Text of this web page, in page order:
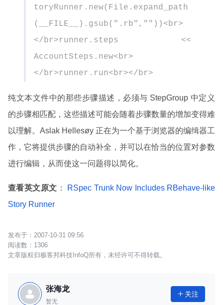
toryRunner.new(File.expand_path
(__FILE__).gsub(".rb",""))<br>
</br>runner.steps <<
AccountSteps.new<br>
</br>runner.run<br></br>
纯文本文件中的那些步骤描述，必须与 StepGroup 中定义
的步骤相匹配，这些描述可能会随着步骤数量的增加变得难
以理解。Aslak Hellesøy 正在为一个基于浏览器的编缉器工
作，它将提供步骤的自动补全，并可以在恰当的位置对参数
进行编辑，从而使这一问题得以简化。
查看英文原文 ：
RSpec Trunk Now Includes RBehave-like
Story Runner
2007-10-31 09:56
1306
文章版权归极客邦科技InfoQ所有，未经许可不得转载。
张海龙
暂无
 关注